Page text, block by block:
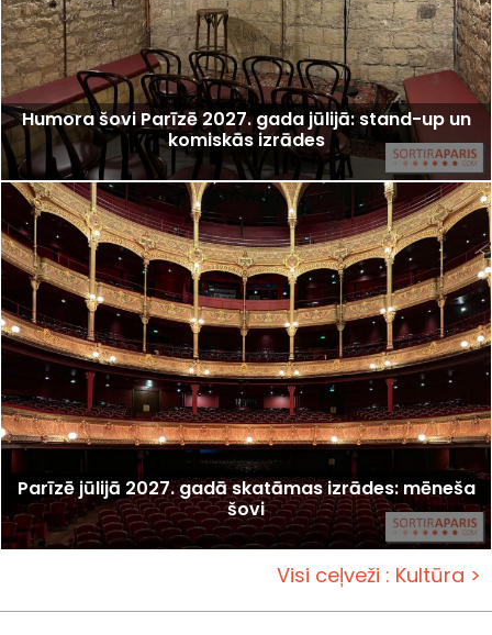
Humora šovi Parīzē 2027. gada jūlijā: stand-up un
komiskās izrādes
Parīzē jūlijā 2027. gadā skatāmas izrādes: mēneša
šovi
Visi ceļveži : Kultūra >